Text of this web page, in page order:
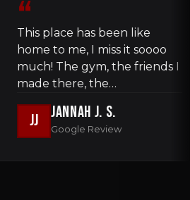
This place has been like
home to me, I miss it soooo
much! The gym, the friends I
made there, the…
Jannah J. S.
Google Review